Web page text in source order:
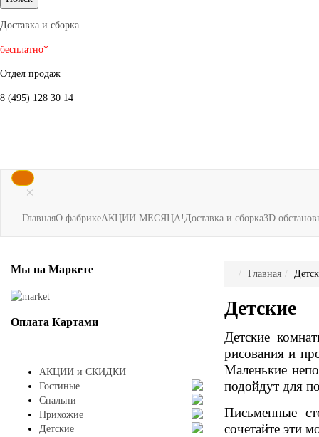
Доставка и сборка
бесплатно*
Отдел продаж
8 (495) 128 30 14
×
ГлавнаяО фабрикеАКЦИИ МЕСЯЦА!Доставка и сборка3D
Главная
Детские
Детские
рисования и
Маленькие
подойдут для
Письменные
сочетайте эти
Мы на Маркете
Оплата Картами
АКЦИИ и СКИДКИ
Гостиные
Спальни
Прихожие
Детские